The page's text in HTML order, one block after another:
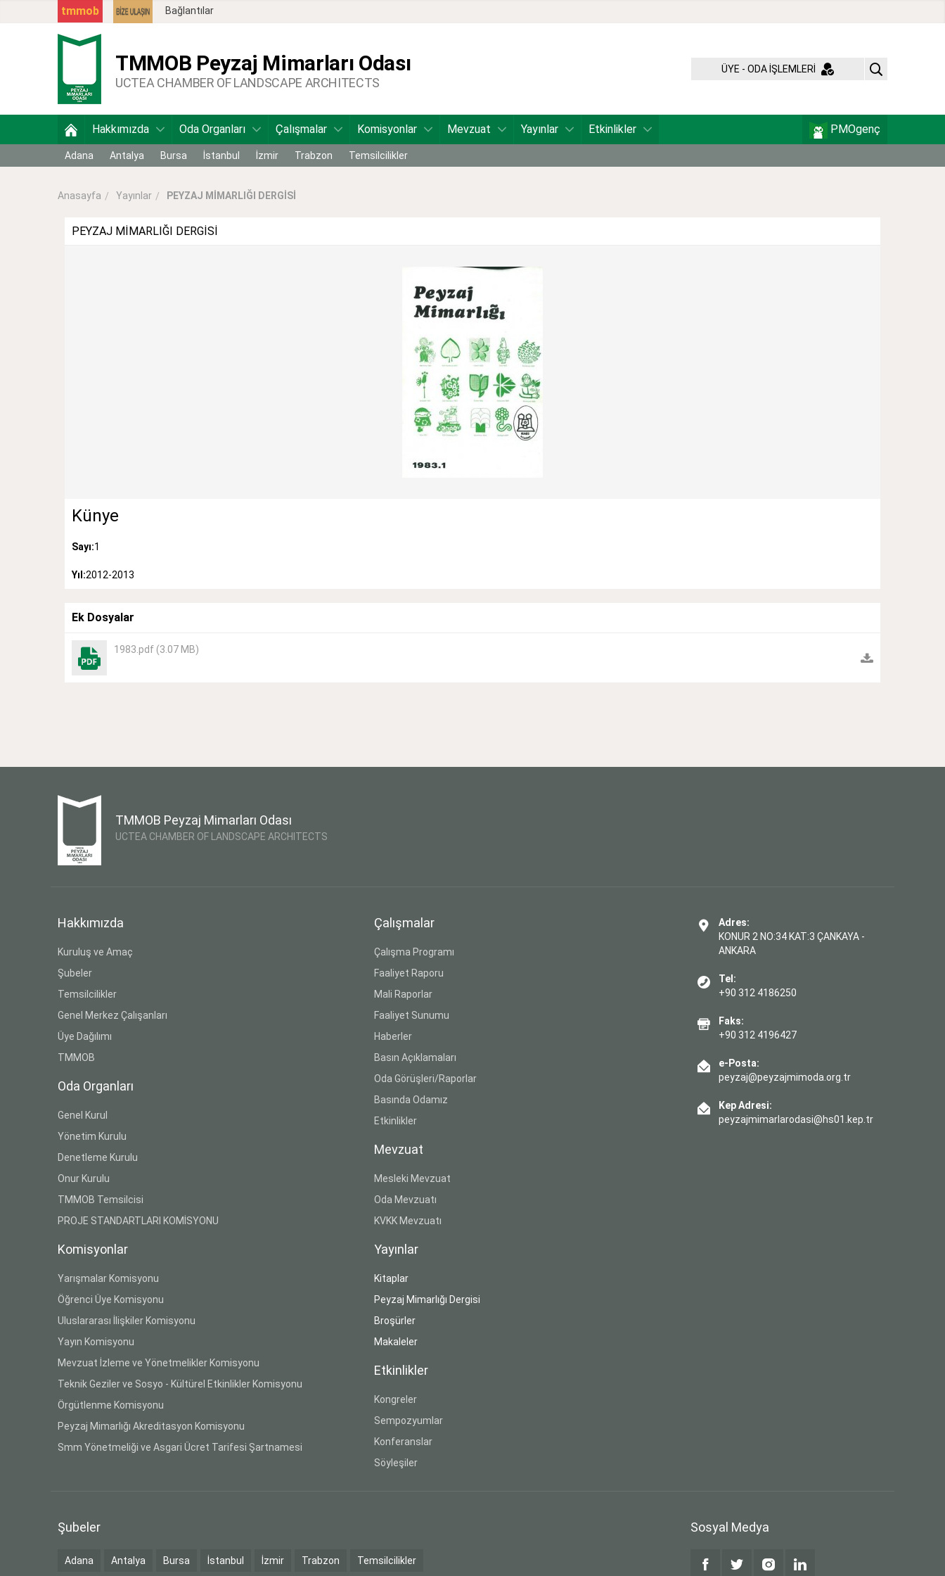
Bağlantılar
tmmob
TMMOB Peyzaj Mimarları Odası
UCTEA CHAMBER OF LANDSCAPE ARCHITECTS
ÜYE - ODA İŞLEMLERİ
Hakkımızda Oda Organları Çalışmalar Komisyonlar Mevzuat Yayınlar Etkinlikler PMOgenç
Adana Antalya Bursa İstanbul İzmir Trabzon Temsilcilikler
Anasayfa Yayınlar PEYZAJ MİMARLIĞI DERGİSİ
PEYZAJ MİMARLIĞI DERGİSİ
Künye
Sayı:1
Yıl:2012-2013
Ek Dosyalar
1983.pdf (3.07 MB)
TMMOB Peyzaj Mimarları Odası
UCTEA CHAMBER OF LANDSCAPE ARCHITECTS
Hakkımızda
Kuruluş ve Amaç
Şubeler
Temsilcilikler
Genel Merkez Çalışanları
Üye Dağılımı
TMMOB
Oda Organları
Genel Kurul
Yönetim Kurulu
Denetleme Kurulu
Onur Kurulu
TMMOB Temsilcisi
PROJE STANDARTLARI KOMİSYONU
Komisyonlar
Yarışmalar Komisyonu
Öğrenci Üye Komisyonu
Uluslararası İlişkiler Komisyonu
Yayın Komisyonu
Mevzuat İzleme ve Yönetmelikler Komisyonu
Teknik Geziler ve Sosyo - Kültürel Etkinlikler Komisyonu
Örgütlenme Komisyonu
Peyzaj Mimarlığı Akreditasyon Komisyonu
Smm Yönetmeliği ve Asgari Ücret Tarifesi Şartnamesi
Çalışmalar
Çalışma Programı
Faaliyet Raporu
Mali Raporlar
Faaliyet Sunumu
Haberler
Basın Açıklamaları
Oda Görüşleri/Raporlar
Basında Odamız
Etkinlikler
Mevzuat
Mesleki Mevzuat
Oda Mevzuatı
KVKK Mevzuatı
Yayınlar
Kitaplar
Peyzaj Mimarlığı Dergisi
Broşürler
Makaleler
Etkinlikler
Kongreler
Sempozyumlar
Konferanslar
Söyleşiler
Adres:
KONUR 2 NO:34 KAT:3 ÇANKAYA -
ANKARA
Tel:
+90 312 4186250
Faks:
+90 312 4196427
e-Posta:
peyzaj@peyzajmimoda.org.tr
Kep Adresi:
peyzajmimarlarodasi@hs01.kep.tr
Şubeler
Adana Antalya Bursa İstanbul İzmir Trabzon Temsilcilikler
Sosyal Medya